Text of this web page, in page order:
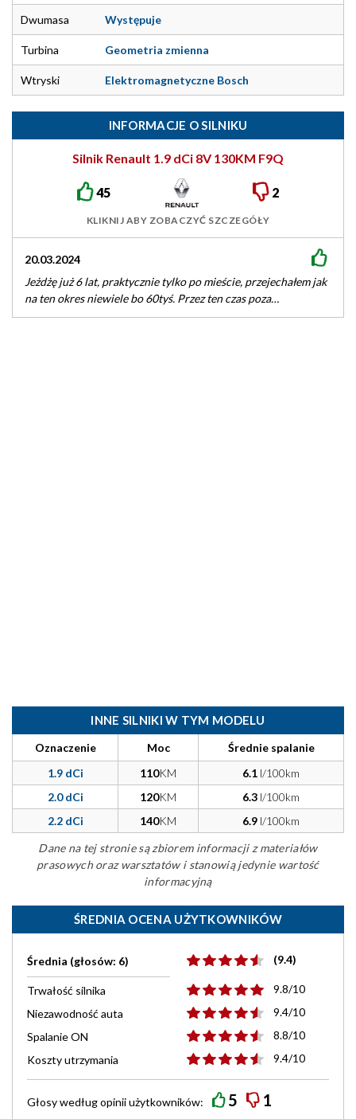
Dwumasa Występuje
Turbina Geometria zmienna
Wtryski Elektromagnetyczne Bosch
INFORMACJE O SILNIKU
Silnik Renault 1.9 dCi 8V 130KM F9Q
45 2
KLIKNIJ ABY ZOBACZYĆ SZCZEGÓŁY
20.03.2024
Jeżdżę już 6 lat, praktycznie tylko po mieście, przejechałem jak
na ten okres niewiele bo 60tyś. Przez ten czas poza…
INNE SILNIKI W TYM MODELU
Oznaczenie Moc
Średnie spalanie
1.9 dCi
110KM 6.1 l/100km
2.0 dCi
120KM 6.3 l/100km
2.2 dCi
140KM 6.9 l/100km
Dane na tej stronie są zbiorem informacji z materiałów
prasowych oraz warsztatów i stanowią jedynie wartość
informacyjną
ŚREDNIA OCENA UŻYTKOWNIKÓW
Średnia (głosów: 6) (9.4)
Trwałość silnika
9.8/10
Niezawodność auta
9.4/10
Spalanie ON
8.8/10
Koszty utrzymania
9.4/10
Głosy wedługopiniiużytkowników: 5 1